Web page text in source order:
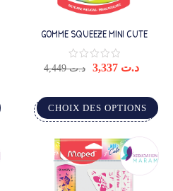
GOMME SQUEEZE MINI CUTE
د.ت4,449 د.ت
CHOIX DES OPTIONS